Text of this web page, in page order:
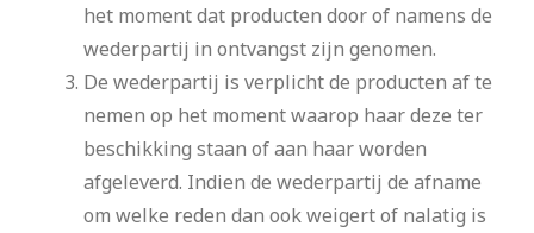
het moment dat producten door of namens de
wederpartij in ontvangst zijn genomen.
De wederpartij is verplicht de producten af te
nemen op het moment waarop haar deze ter
beschikking staan of aan haar worden
afgeleverd. Indien de wederpartij de afname
om welke reden dan ook weigert of nalatig is